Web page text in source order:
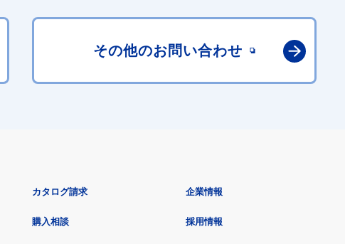
その他のお問い合わせ
カタログ請求
購入相談
企業情報
採用情報